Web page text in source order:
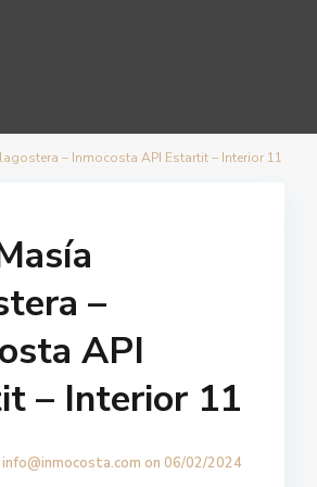
– Inmocosta API Estartit – Interior 11
–
API
– Interior 11
on 06/02/2024